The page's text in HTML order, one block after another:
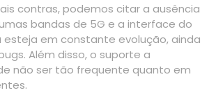
contras, podemos citar a ausência
bandas de 5G e a interface do
esteja em constante evolução, ainda
Além disso, o suporte a
não ser tão frequente quanto em